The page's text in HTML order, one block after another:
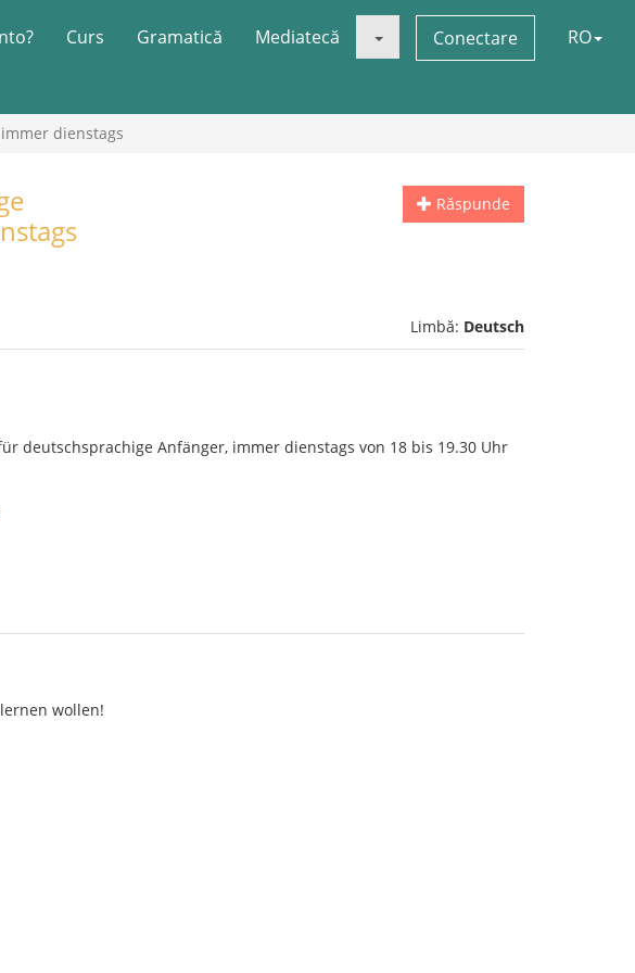
Curs Gramatică Mediatecă Conectare RO
dienstags
Răspunde
Limbă: Deutsch
deutschsprachige Anfänger, immer dienstags von 18 bis 19.30 Uhr
wollen!